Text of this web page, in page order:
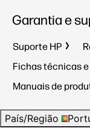
Garantia e
Suporte HP
Fichas técnicas
Manuais de
País/Região